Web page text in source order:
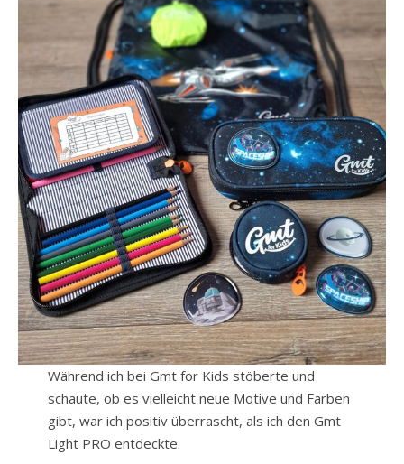
Während ich bei Gmt for Kids stöberte und
schaute, ob es vielleicht neue Motive und Farben
gibt, war ich positiv überrascht, als ich den Gmt
Light PRO entdeckte.